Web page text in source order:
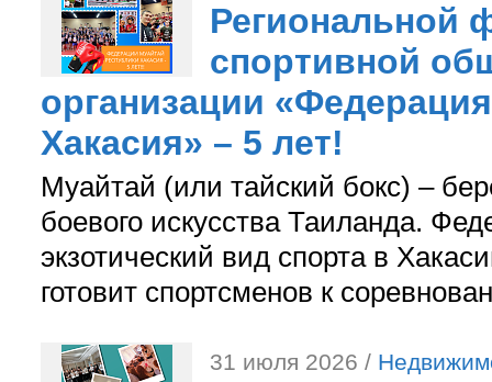
Региональной
спортивной
организации
Хакасия» – 5 лет!
Муайтай (или тайский бокс) –
боевого искусства Таиланда.
экзотический вид спорта в
готовит спортсменов к
31 июля 2026 /